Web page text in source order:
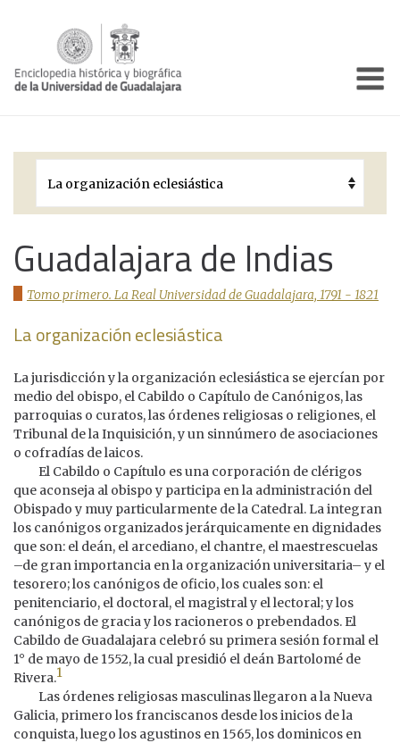
Períodos Históricos
Galería
Guadalajara de Indias
Tomo primero. La Real Universidad de Guadalajara, 1791 - 1821
La organización eclesiástica
La jurisdicción y la organización eclesiástica se ejercían por
medio del obispo, el Cabildo o Capítulo de Canónigos, las
parroquias o curatos, las órdenes religiosas o religiones, el
Tribunal de la Inquisición, y un sinnúmero de asociaciones
o cofradías de laicos.
El Cabildo o Capítulo es una corporación de clérigos
que aconseja al obispo y participa en la administración del
Obispado y muy particularmente de la Catedral. La integran
los canónigos organizados jerárquicamente en dignidades
que son: el deán, el arcediano, el chantre, el maestrescuelas
–de gran importancia en la organización universitaria– y el
tesorero; los canónigos de oficio, los cuales son: el
penitenciario, el doctoral, el magistral y el lectoral; y los
canónigos de gracia y los racioneros o prebendados. El
Cabildo de Guadalajara celebró su primera sesión formal el
1° de mayo de 1552, la cual presidió el deán Bartolomé de
Rivera.1
Las órdenes religiosas masculinas llegaron a la Nueva
Galicia, primero los franciscanos desde los inicios de la
conquista, luego los agustinos en 1565, los dominicos en